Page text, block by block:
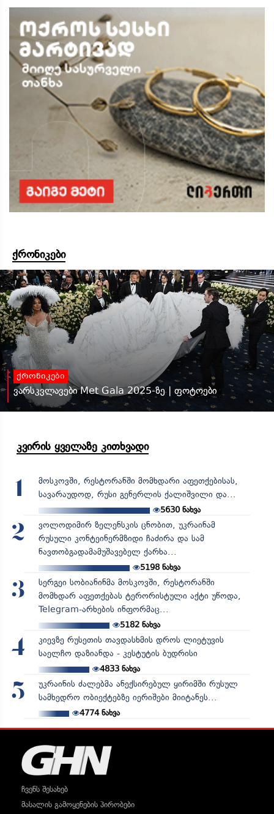
ქრონიკები
ქრონიკები
ვარსკვლავები Met Gala 2025-ზე | ფოტოები
კვირის ყველაზე კითხვადი
1
მოსკოვში, რესტორანში მომხდარი აფეთქებისას,
სავარაუდოდ, რუსი გენერლის ქალიშვილი და...
5630ნახვა
2
ვოლოდიმირ ზელენსკის ცნობით, უკრაინამ
რუსული კონტეინერმზიდი ჩაძირა და სამ
ნავთობგადამამუშავებელ ქარხა...
5198ნახვა
3
სერგეი სობიანინმა მოსკოვში, რესტორანში
მომხდარ აფეთქებას ტერორისტული აქტი უწოდა,
Telegram-არხების ინფორმაც...
5182ნახვა
4
კიევზე რუსეთის თავდასხმის დროს ლიეტუვის
საელჩო დაზიანდა - კესტუტის ბუდრისი
4833ნახვა
5
უკრაინის ძალებმა ანექსირებულ ყირიმში რუსულ
სამხედრო ობიექტებზე იერიშები მიიტანეს...
4774ნახვა
ჩვენს შესახებ
მასალის გამოყენების პირობები